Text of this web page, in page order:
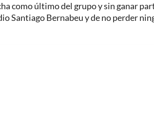
como último del grupo y sin ganar
Santiago Bernabeu y de no perder